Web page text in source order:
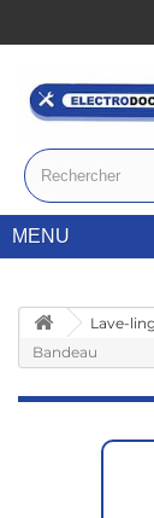
MENU
Lave-
Bandeau